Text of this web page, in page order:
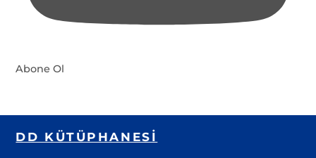
Abone Ol
DD KÜTÜPHANESI